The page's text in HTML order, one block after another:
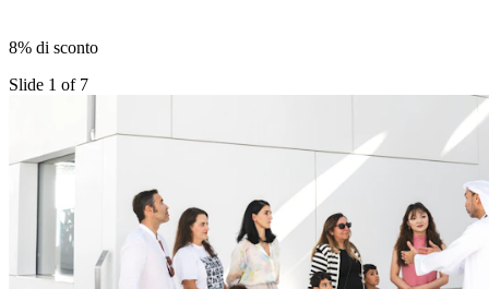
8% di sconto
Slide 1 of 7